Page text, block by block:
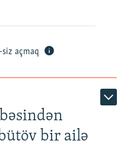
siz açmaq
bir ailə